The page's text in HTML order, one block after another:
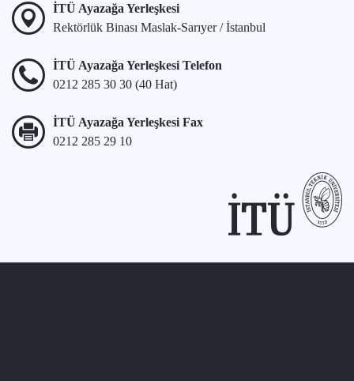
İTÜ Ayazağa Yerleşkesi
Rektörlük Binası Maslak-Sarıyer / İstanbul
İTÜ Ayazağa Yerleşkesi Telefon
0212 285 30 30 (40 Hat)
İTÜ Ayazağa Yerleşkesi Fax
0212 285 29 10